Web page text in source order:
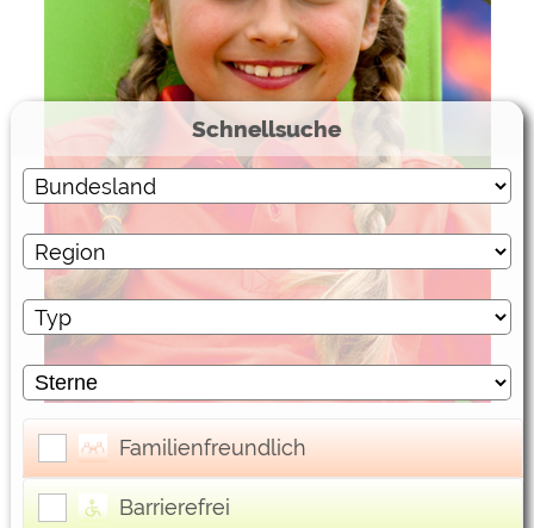
Schnellsuche
Familienfreundlich
Barrierefrei
Website dringend erforderlich. Ohne diese Cookies
werden Teile der Websitenicht funktionieren.
Campingplätzen)
https://policies.google.com/privacy
Campingplatzvorschau (Vorschau
der Internetseiten von
Campingplätzen)
jeweiligen Anbieters
Google Maps (Kartensuche, Anfahrt
usw.)
https://policies.google.com/privacy
Google reCAPTCHA (Formulare) https://policies.google.com/privacy
Statistiken
Marketing